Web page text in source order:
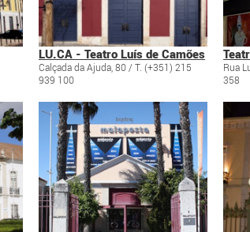
LU.CA - Teatro Luís de Camões
Calçada da Ajuda, 80 / T. (+351) 215
939 100
Rua
358